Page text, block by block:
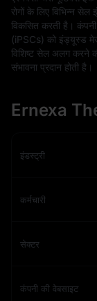
रोगों के लिए विभिन्न सेल
विकसित करती है।
(iPSCs) को इंड्यूस्ड
विशिष्ट सेल अलग करने
संभावना प्रदान होती है।
Ernexa
इंडस्ट्री
कर्मचारी
सेक्टर
कंपनी की वेबसाइट